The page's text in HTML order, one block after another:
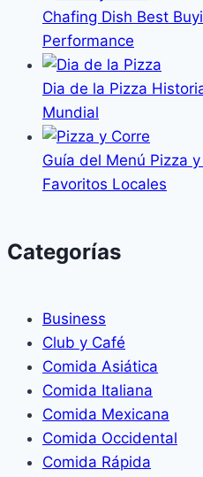
Chafing Dish Best
Performance
Dia de la Pizza
Mundial
Guía del Menú Pizza
Favoritos Locales
Categorías
Business
Club y Café
Comida Asiática
Comida Italiana
Comida Mexicana
Comida Occidental
Comida Rápida